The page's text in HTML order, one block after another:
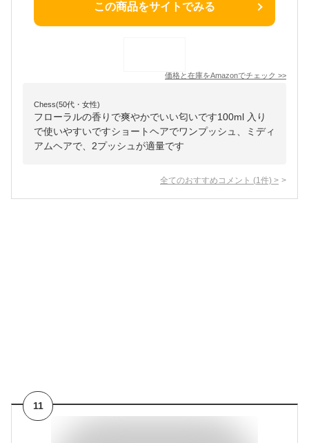
この商品をサイトでみる
価格と在庫をAmazonでチェック >>
Chess(50代・女性)
フローラルの香りで爽やかでいい匂いです100ml 入り
で使いやすいですショートヘアでワンプッシュ、ミディ
アムヘアで、2プッシュが適量です
全てのおすすめコメント (1 件) >
11